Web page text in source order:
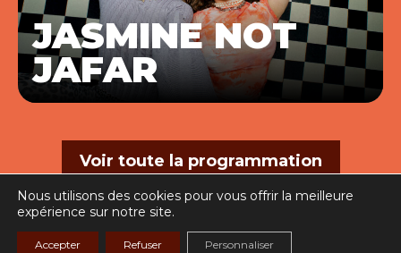
JASMINE NOT
JAFAR
Voir toute la programmation
Nous utilisons des cookies pour vous offrir la meilleure
expérience sur notre site.
Accepter Refuser Personnaliser